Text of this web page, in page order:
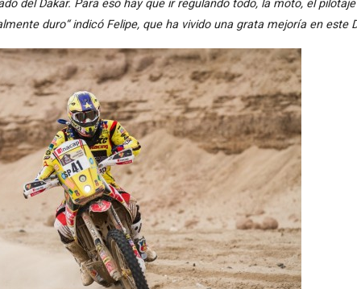
del Dakar. Para eso hay que ir regulando todo, la moto, el
duro“ indicó Felipe, que ha vivido una grata mejoría en este